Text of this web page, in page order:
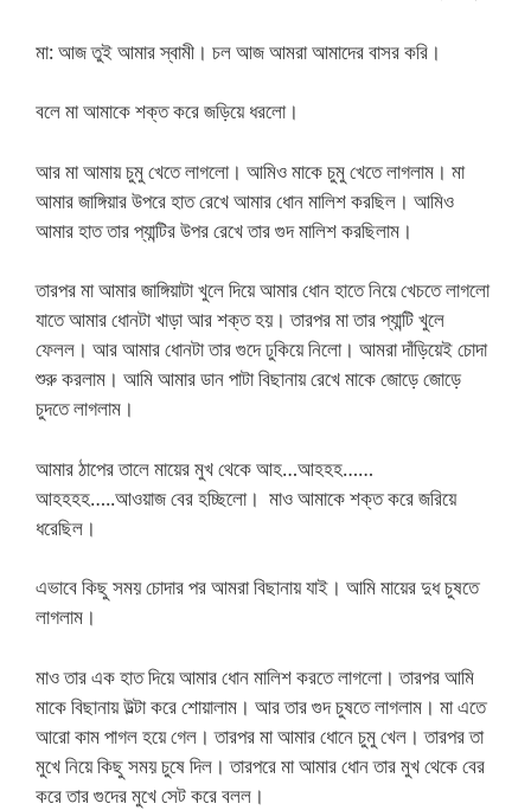
মা: আজ তুই আমার স্বামী। চল আজ আমরা আমাদের বাসর করি।
বলে মা আমাকে শক্ত করে জড়িয়ে ধরলো।
আর মা আমায় চুমু খেতে লাগলো। আমিও মাকে চুমু খেতে লাগলাম। মা
আমার জাঙ্গিয়ার উপরে হাত রেখে আমার ধোন মালিশ করছিল। আমিও
আমার হাত তার প্যান্টির উপর রেখে তার গুদ মালিশ করছিলাম।
তারপর মা আমার জাঙ্গিয়াটা খুলে দিয়ে আমার ধোন হাতে নিয়ে খেচতে লাগলো
যাতে আমার ধোনটা খাড়া আর শক্ত হয়। তারপর মা তার প্যান্টি খুলে
ফেলল। আর আমার ধোনটা তার গুদে ঢুকিয়ে নিলো। আমরা দাঁড়িয়েই চোদা
শুরু করলাম। আমি আমার ডান পাটা বিছানায় রেখে মাকে জোড়ে জোড়ে
চুদতে লাগলাম।
আমার ঠাপের তালে মায়ের মুখ থেকে আহ…আহহহ……
আহহহহ…..আওয়াজ বের হচ্ছিলো। মাও আমাকে শক্ত করে জরিয়ে
ধরেছিল।
এভাবে কিছু সময় চোদার পর আমরা বিছানায় যাই। আমি মায়ের দুধ চুষতে
লাগলাম।
মাও তার এক হাত দিয়ে আমার ধোন মালিশ করতে লাগলো। তারপর আমি
মাকে বিছানায় উল্টা করে শোয়ালাম। আর তার গুদ চুষতে লাগলাম। মা এতে
আরো কাম পাগল হয়ে গেল। তারপর মা আমার ধোনে চুমু খেল। তারপর তা
মুখে নিয়ে কিছু সময় চুষে দিল। তারপরে মা আমার ধোন তার মুখ থেকে বের
করে তার গুদের মুখে সেট করে বলল।